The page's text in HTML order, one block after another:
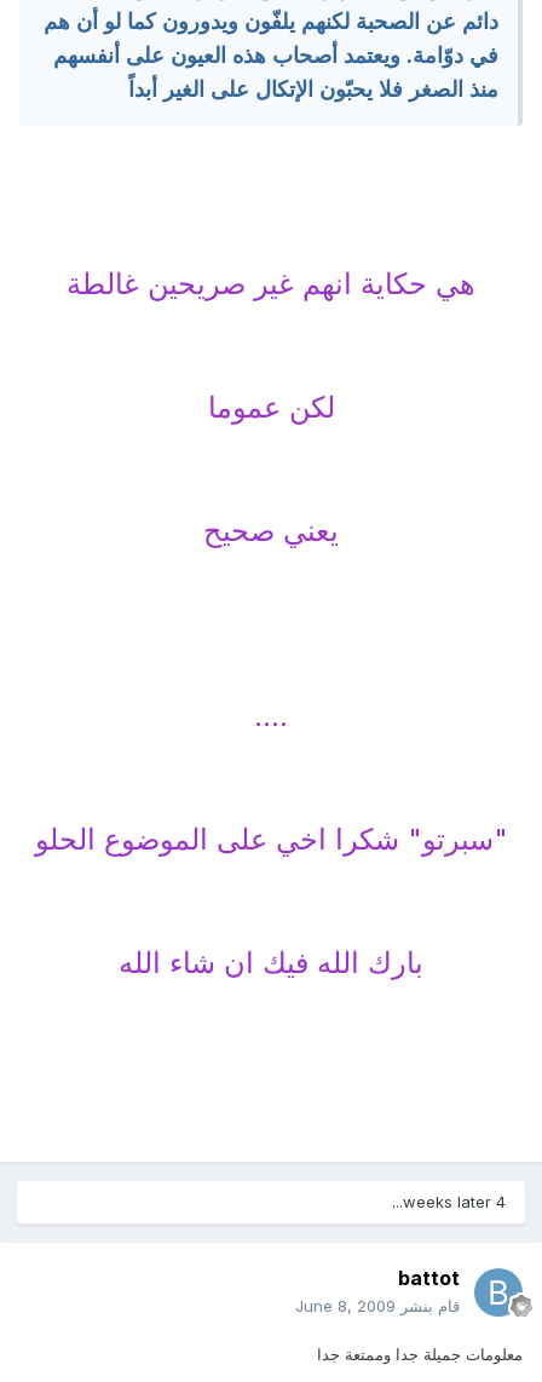
دائم عن الصحبة لكنهم يلفّون ويدورون كما لو أن هم
في دوّامة. ويعتمد أصحاب هذه العيون على أنفسهم
منذ الصغر فلا يحبّون الإتكال على الغير أبداً
هي حكاية انهم غير صريحين غالطة
لكن عموما
يعني صحيح
....
"سبرتو" شكرا اخي على الموضوع الحلو
بارك الله فيك ان شاء الله
4 weeks later...
battot
قام بنشر June 8, 2009
معلومات جميلة جدا وممتعة جدا